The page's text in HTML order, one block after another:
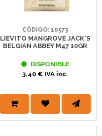
CÓDIGO: 10573
LIEVITO MANGROVE JACK'S
BELGIAN ABBEY M47 10GR
DISPONIBLE
3,40 € IVA inc.